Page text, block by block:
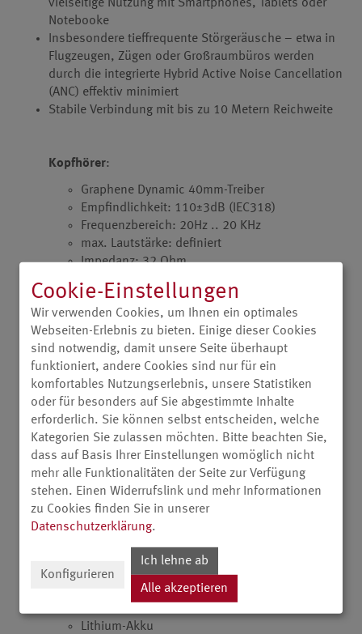
vielseitige Nutzung mit Smartphones, Tablets oder
Notebooke
Insbesondere tieffrequente Störgeräusche – etwa in
Flugzeugen, Zügen oder Großraumbüros werden
durch die integrierte Hybrid Active Noise Cancellation
(ANC) effektiv minimiert
Stabile Verbindung mit bis zu 10 Metern Reichweite
Kopfhörer:
Graphene Dynamic 40mm-Treiber
Empfindlichkeit: 110±3dB (IEC318)
Frequenzbereich: 20Hz .. 20 KHz
max. Lautstärke: definiert
Impedanz: 32 Ohm
Aktive Geräuschunterdrückung (ANC)
ANC Tiefe: 35dB von 30Hz bis 600Hz
Mikrofon:
Charakteristik: Omnidirektional
Übertragungsbereich: 100-10.000Hz
Bluetooth®mit Qualcomm®aptX™ HD:
Version: V5.4
Unterstützte Profile: A2DP, AVRCP, HFP, HSP,
aptXTM HD
Reichweite: bis zu 10m
HF-Sendeleistung: 9,5 dBm
Lithium-Akku
Cookie-Einstellungen
Wir verwenden Cookies, um Ihnen ein optimales
Webseiten-Erlebnis zu bieten. Einige dieser Cookies
sind notwendig, damit unsere Seite überhaupt
funktioniert, andere Cookies sind nur für ein
komfortables Nutzungserlebnis, unsere Statistiken
oder für besonders auf Sie abgestimmte Inhalte
erforderlich. Sie können selbst entscheiden, welche
Kategorien Sie zulassen möchten. Bitte beachten Sie,
dass auf Basis Ihrer Einstellungen womöglich nicht
mehr alle Funktionalitäten der Seite zur Verfügung
stehen. Einen Widerrufslink und mehr Informationen
zu Cookies finden Sie in unserer
Datenschutzerklärung.
Konfigurieren
Ich lehne ab
Alle akzeptieren